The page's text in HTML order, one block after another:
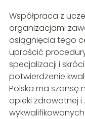
Współpraca z
organizacjami
osiągnięcia tego
uprościć
specjalizacji i
potwierdzenie
Polska ma
opieki zdrowotnej i